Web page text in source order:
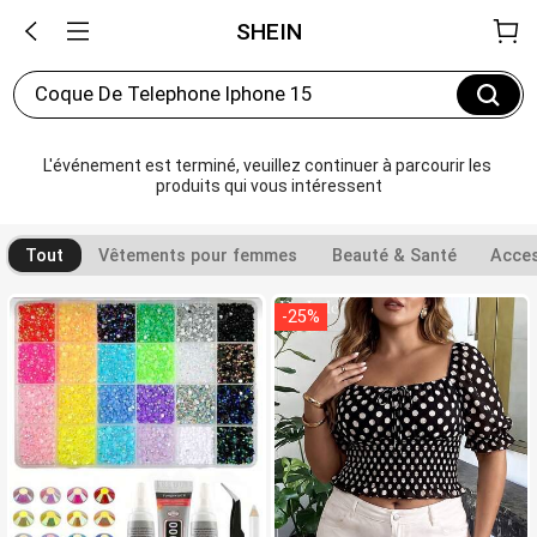
SHEIN
Coque De Telephone Iphone 15
L'événement est terminé, veuillez continuer à parcourir les
produits qui vous intéressent
Tout Vêtements pour femmes Beauté & Santé
-25%